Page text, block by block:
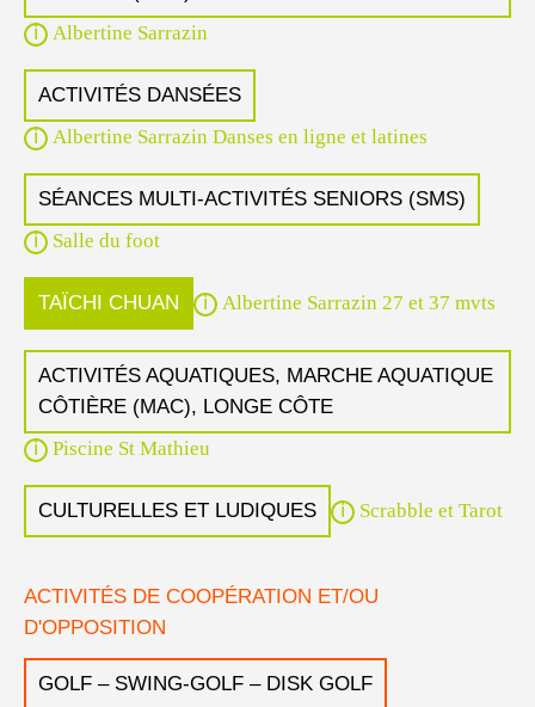
Albertine Sarrazin
ACTIVITÉS DANSÉES
Albertine Sarrazin Danses en ligne et latines
SÉANCES MULTI-ACTIVITÉS SENIORS (SMS)
Salle du foot
TAÏCHI CHUAN Albertine Sarrazin 27 et 37 mvts
ACTIVITÉS AQUATIQUES, MARCHE AQUATIQUE
CÔTIÈRE (MAC), LONGE CÔTE
Piscine St Mathieu
CULTURELLES ET LUDIQUES Scrabble et Tarot
ACTIVITÉS DE COOPÉRATION ET/OU
D'OPPOSITION
GOLF – SWING-GOLF – DISK GOLF